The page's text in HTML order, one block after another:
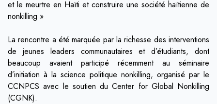
et le meurtre en Haïti et construire une société haïtienne de
nonkilling »
La rencontre a été marquée par la richesse des interventions
de jeunes leaders communautaires et d’étudiants, dont
beaucoup avaient participé récemment au séminaire
d’initiation à la science politique nonkilling, organisé par le
CCNPCS avec le soutien du Center for Global Nonkilling
(CGNK).